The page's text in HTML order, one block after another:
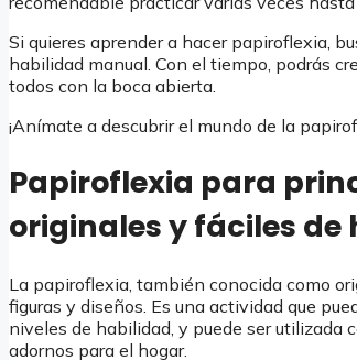
Si quieres aprender a hacer papiroflexia,
habilidad manual. Con el tiempo, podrás
todos con la boca abierta.
¡Anímate a descubrir el mundo de la
Papiroflexia para
originales y fáciles de
La papiroflexia, también conocida como
figuras y diseños. Es una actividad que
niveles de habilidad, y puede ser utilizada
adornos para el hogar.